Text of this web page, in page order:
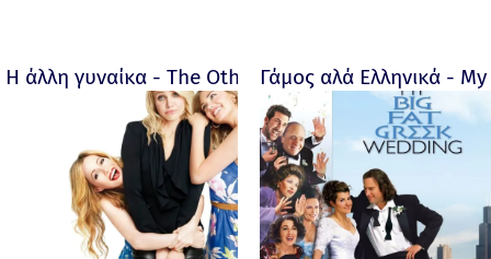
Η άλλη γυναίκα - The Other Woman – 2014
Γάμος αλά Ελληνικά -